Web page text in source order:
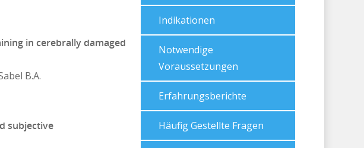
in cerebrally damaged
B.A.
subjective
Indikationen
Notwendige
Voraussetzungen
Erfahrungsberichte
Häufig Gestellte Fragen